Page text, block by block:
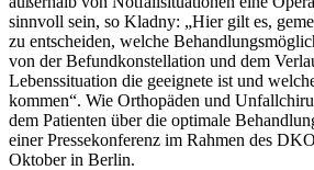
sinnvoll sein, so Kladny: „Hier gilt es,
zu entscheiden, welche
von der Befundkonstellation und dem
Lebenssituation die geeignete ist und
kommen“. Wie Orthopäden und
dem Patienten über die optimale
einer Pressekonferenz im Rahmen des
Oktober in Berlin.